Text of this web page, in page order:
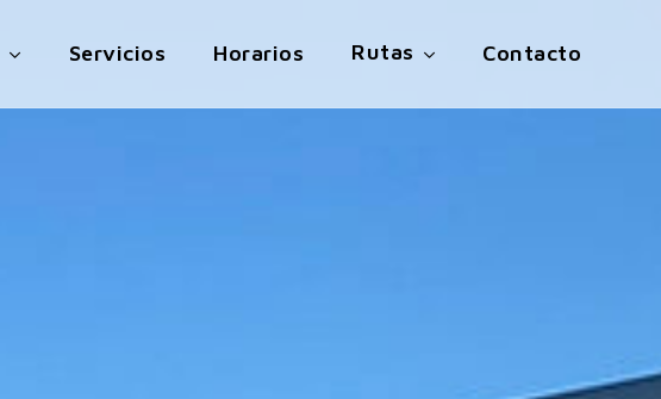
Servicios Horarios Rutas Contacto